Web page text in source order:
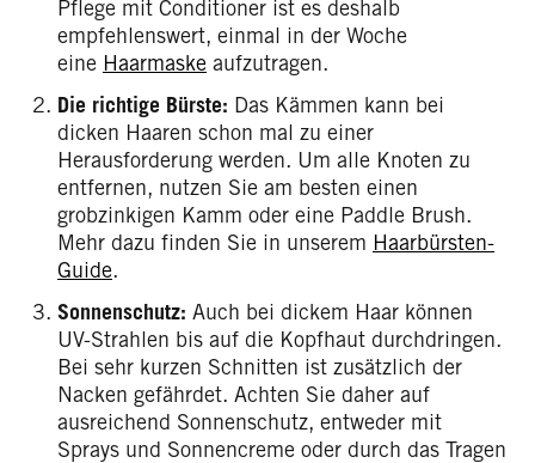
Pflege mit Conditioner ist es deshalb
empfehlenswert, einmal in der Woche
eine Haarmaske aufzutragen.
Die richtige Bürste: Das Kämmen kann bei
dicken Haaren schon mal zu einer
Herausforderung werden. Um alle Knoten zu
entfernen, nutzen Sie am besten einen
grobzinkigen Kamm oder eine Paddle Brush.
Mehr dazu finden Sie in unserem Haarbürsten-
Guide.
Sonnenschutz: Auch bei dickem Haar können
UV-Strahlen bis auf die Kopfhaut durchdringen.
Bei sehr kurzen Schnitten ist zusätzlich der
Nacken gefährdet. Achten Sie daher auf
ausreichend Sonnenschutz, entweder mit
Sprays und Sonnencreme oder durch das Tragen